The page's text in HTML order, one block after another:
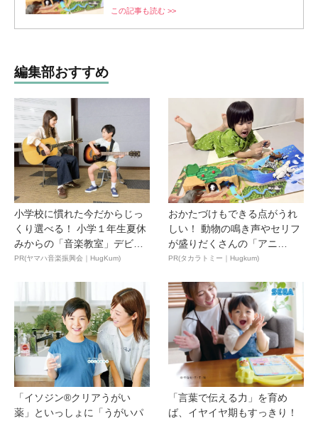
この記事も読む >>
編集部おすすめ
小学校に慣れた今だからじっ
くり選べる！ 小学１年生夏休
みからの「音楽教室」デビ
ュ...
PR(ヤマハ音楽振興会｜HugKum)
おかたづけもできる点がうれ
しい！ 動物の鳴き声やセリフ
が盛りだくさんの「アニ
ア ...
PR(タカラトミー｜Hugkum)
「イソジン®クリアうがい
薬」といっしょに「うがいパ
「言葉で伝える力」を育め
ば、イヤイヤ期もすっきり！